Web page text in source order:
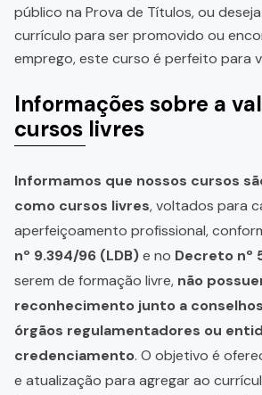
público na Prova de Títulos, ou
currículo para ser promovido ou
emprego, este curso é perfeito para
Informações sobre a
cursos livres
Informamos que nossos cursos
como cursos livres, voltados para
aperfeiçoamento profissional,
nº 9.394/96 (LDB)e no Decreto nº
serem de formação livre, não
reconhecimento junto a
órgãos regulamentadores ou
credenciamento. O objetivo é
e atualização para agregar ao